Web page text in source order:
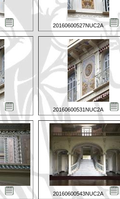
20160600527NUC2A
20160600531NUC2A
20160600543NUC2A